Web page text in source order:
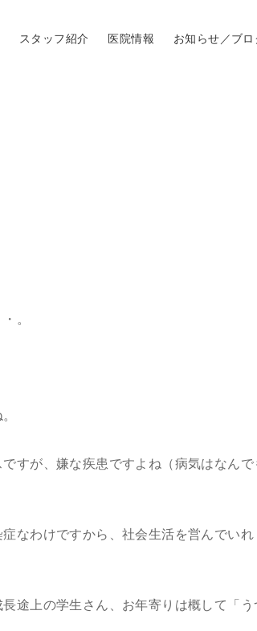
スタッフ紹介 医院情報 お知らせ／ブ
。
すが、嫌な疾患ですよね（病気はなん
なわけですから、社会生活を営んでいれ
途上の学生さん、お年寄りは概して「